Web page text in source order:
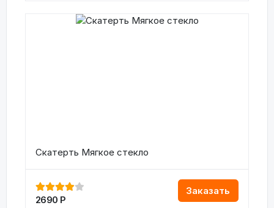
Скатерть Мягкое стекло
Заказать
2690 Р